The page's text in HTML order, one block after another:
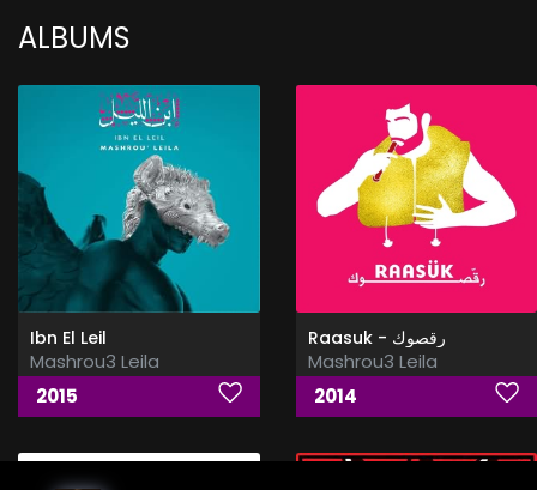
ALBUMS
Ibn El Leil
Mashrou3 Leila
2015
Raasuk - رقصوك
Mashrou3 Leila
2014